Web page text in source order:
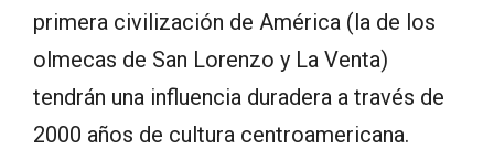
primera civilización de América (la de los
olmecas de San Lorenzo y La Venta)
tendrán una influencia duradera a través de
2000 años de cultura centroamericana.